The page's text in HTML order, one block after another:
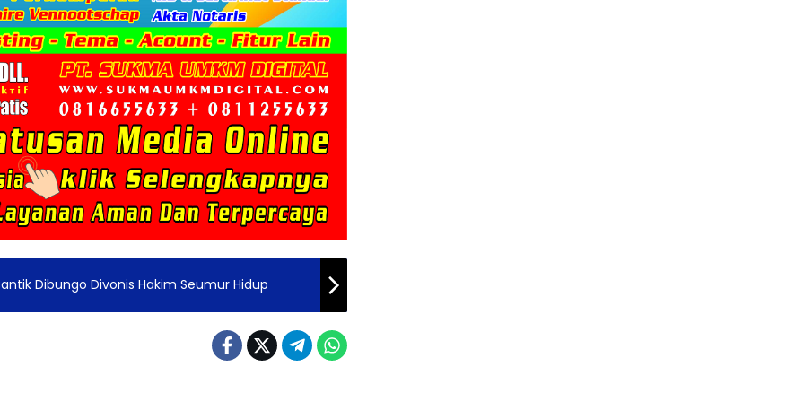
Dibungo Divonis Hakim Seumur Hidup